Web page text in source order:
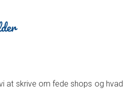
at skrive om fede shops og hvad